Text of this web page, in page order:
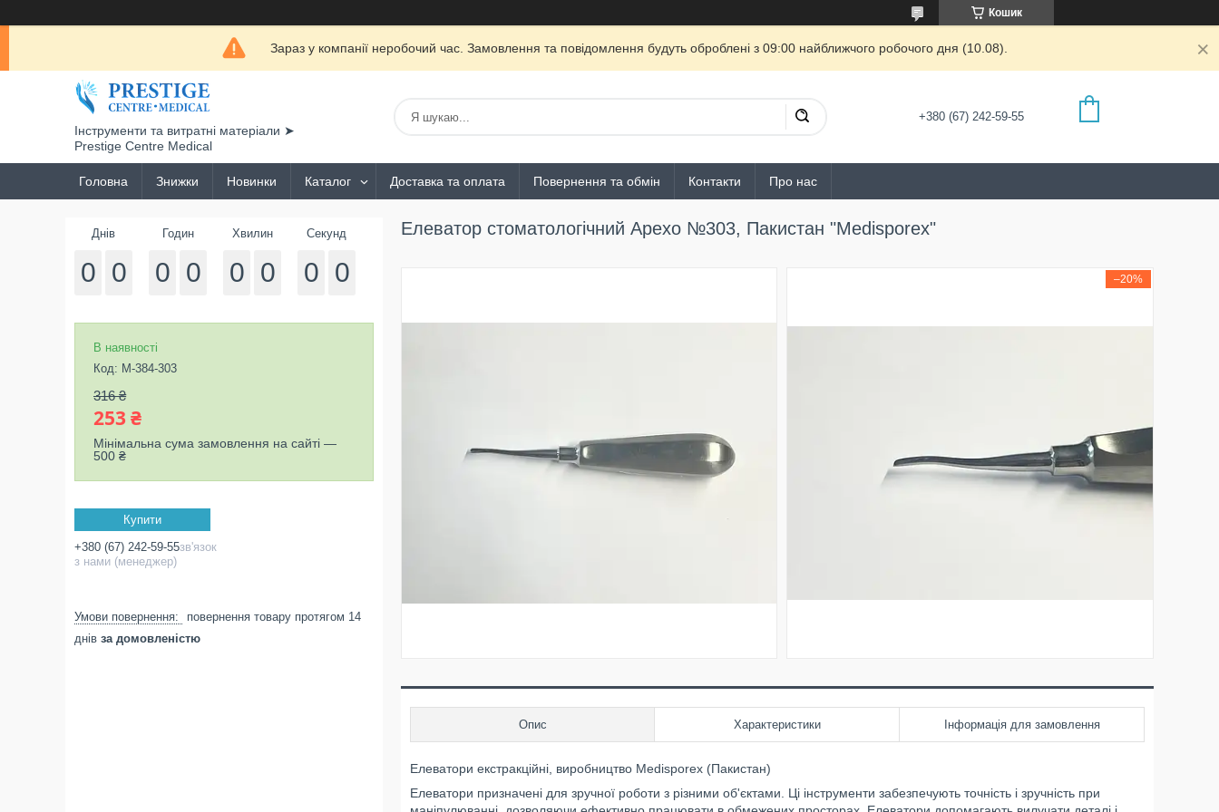
Кошик
Зараз у компанії неробочий час. Замовлення та повідомлення будуть оброблені з 09:00 найближчого робочого дня (10.08).
Інструменти та витратні матеріали ➤
Prestige Centre Medical
+380 (67) 242-59-55
Головна Знижки Новинки Каталог Доставка та оплата Повернення та обмін Контакти Про нас
Елеватор стоматологічний Apexo №303, Пакистан "Medisporex"
–20%
Опис Характеристики Інформація для замовлення
Елеватори екстракційні, виробництво Medisporex (Пакистан)
Елеватори призначені для зручної роботи з різними об'єктами. Ці інструменти забезпечують точність і зручність при
Днів
0 0
Годин
0 0
Хвилин
0 0
Секунд
0 0
В наявності
Код: M-384-303
316 ₴
253 ₴
Мінімальна сума замовлення на сайті —
500 ₴
Купити
+380 (67) 242-59-55зв'язок
з нами (менеджер)
повернення товару протягом 14
днів за домовленістю